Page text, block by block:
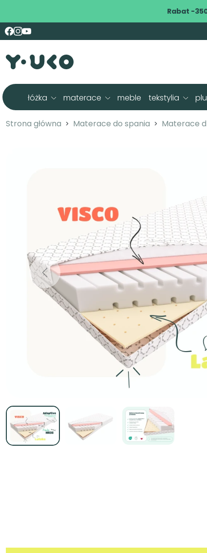
Rabat -
łóżka materace meble tekstylia
Strona główna Materace do spania Materace
Previous